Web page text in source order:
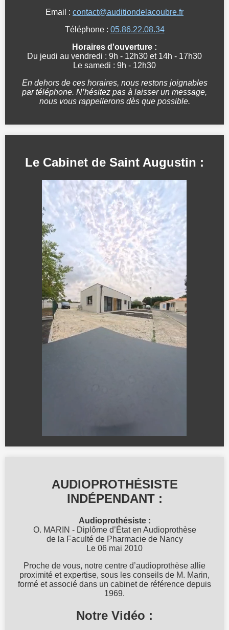
Email : contact@auditiondelacoubre.fr
Téléphone : 05.86.22.08.34
Horaires d'ouverture :
Du jeudi au vendredi : 9h - 12h30 et 14h - 17h30
Le samedi : 9h - 12h30
En dehors de ces horaires, nous restons joignables
par téléphone. N’hésitez pas à laisser un message,
nous vous rappellerons dès que possible.
Le Cabinet de Saint Augustin :
AUDIOPROTHÉSISTE
INDÉPENDANT :
Audioprothésiste :
O. MARIN - Diplôme d’État en Audioprothèse
de la Faculté de Pharmacie de Nancy
Le 06 mai 2010
Proche de vous, notre centre d’audioprothèse allie
proximité et expertise, sous les conseils de M. Marin,
formé et associé dans un cabinet de référence depuis
1969.
Notre Vidéo :